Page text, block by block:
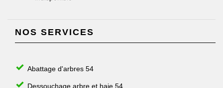
NOS SERVICES
Abattage d'arbres 54
Dessouchage arbre et haie 54